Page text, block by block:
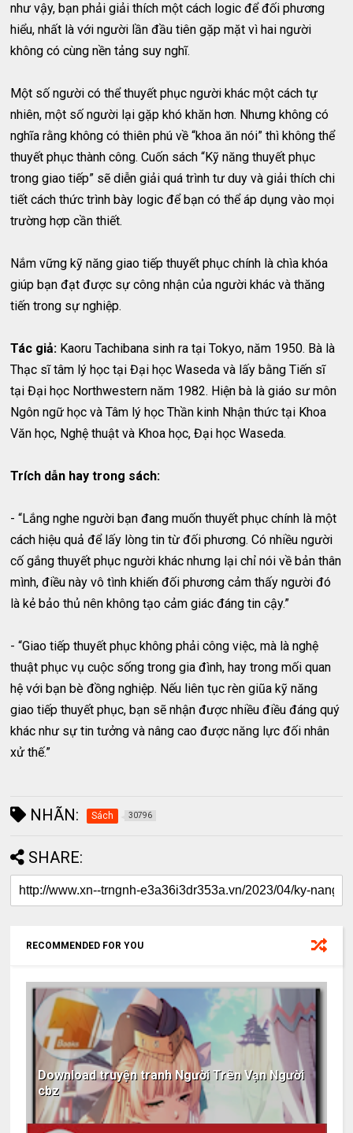
như vậy, bạn phải giải thích một cách logic để đối phương
hiểu, nhất là với người lần đầu tiên gặp mặt vì hai người
không có cùng nền tảng suy nghĩ.
Một số người có thể thuyết phục người khác một cách tự
nhiên, một số người lại gặp khó khăn hơn. Nhưng không có
nghĩa rằng không có thiên phú về “khoa ăn nói” thì không thể
thuyết phục thành công. Cuốn sách “Kỹ năng thuyết phục
trong giao tiếp” sẽ diễn giải quá trình tư duy và giải thích chi
tiết cách thức trình bày logic để bạn có thể áp dụng vào mọi
trường hợp cần thiết.
Nắm vững kỹ năng giao tiếp thuyết phục chính là chìa khóa
giúp bạn đạt được sự công nhận của người khác và thăng
tiến trong sự nghiệp.
Tác giả: Kaoru Tachibana sinh ra tại Tokyo, năm 1950. Bà là
Thạc sĩ tâm lý học tại Đại học Waseda và lấy bằng Tiến sĩ
tại Đại học Northwestern năm 1982. Hiện bà là giáo sư môn
Ngôn ngữ học và Tâm lý học Thần kinh Nhận thức tại Khoa
Văn học, Nghệ thuật và Khoa học, Đại học Waseda.
Trích dẫn hay trong sách:
- “Lắng nghe người bạn đang muốn thuyết phục chính là một
cách hiệu quả để lấy lòng tin từ đối phương. Có nhiều người
cố gắng thuyết phục người khác nhưng lại chỉ nói về bản thân
mình, điều này vô tình khiến đối phương cảm thấy người đó
là kẻ bảo thủ nên không tạo cảm giác đáng tin cậy.”
- “Giao tiếp thuyết phục không phải công việc, mà là nghệ
thuật phục vụ cuộc sống trong gia đình, hay trong mối quan
hệ với bạn bè đồng nghiệp. Nếu liên tục rèn giũa kỹ năng
giao tiếp thuyết phục, bạn sẽ nhận được nhiều điều đáng quý
khác như sự tin tưởng và nâng cao được năng lực đối nhân
xử thế.”
NHÃN: Sách 30796
SHARE:
RECOMMENDED FOR YOU
Download truyện tranh Người Trên Vạn Người
cbz